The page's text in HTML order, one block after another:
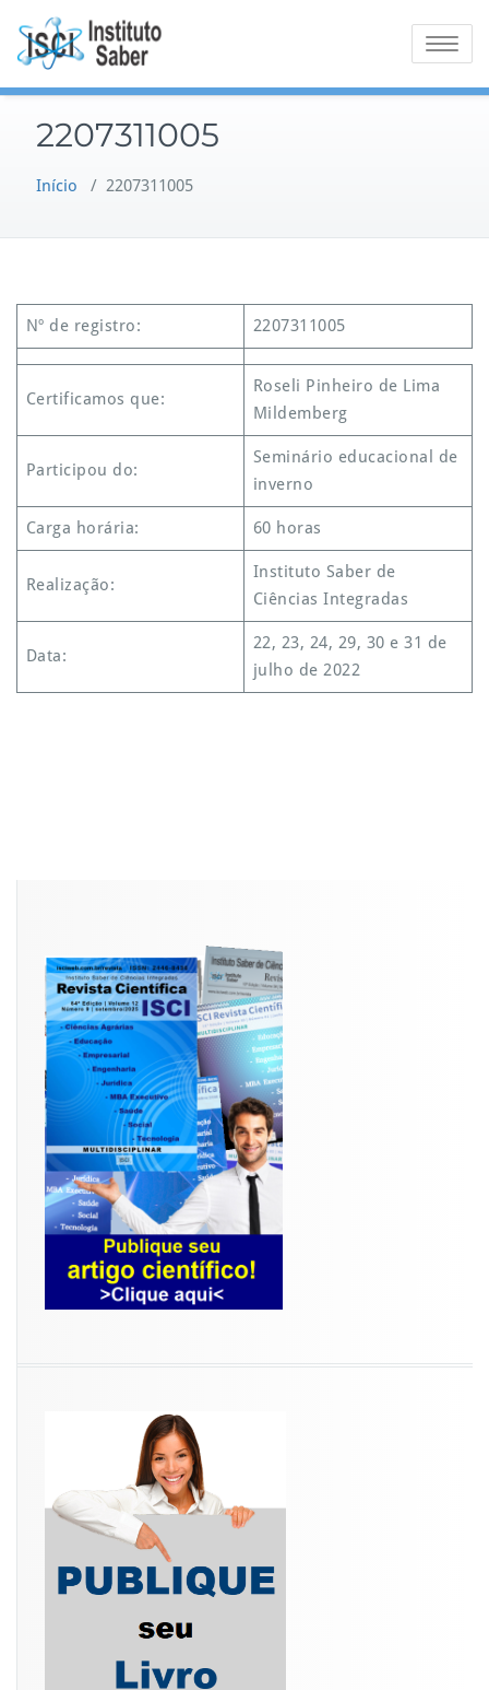
content
Toggle
2207311005
Início / 2207311005
Nº de registro: 2207311005
Certificamos que:
Roseli Pinheiro de Lima
Mildemberg
Participou do:
Seminário educacional de
inverno
Carga horária: 60 horas
Realização:
Instituto Saber de
Ciências Integradas
Data:
22, 23, 24, 29, 30 e 31 de
julho de 2022